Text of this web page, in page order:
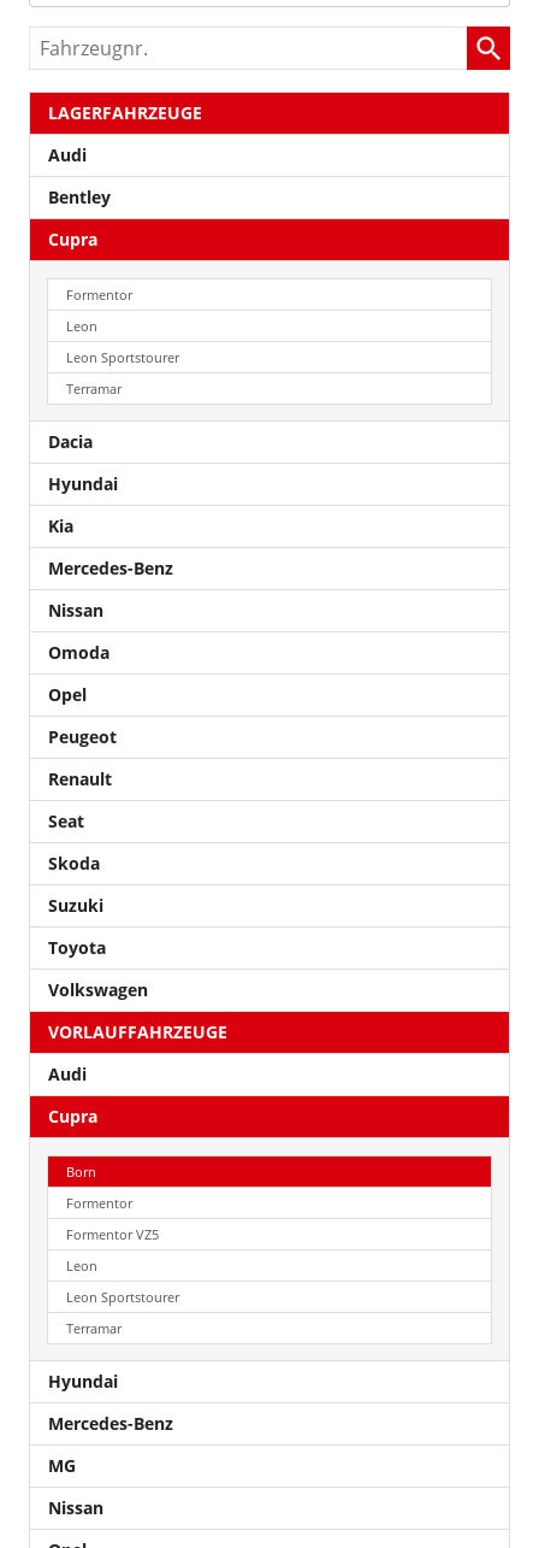
Fahrzeugnr.
LAGERFAHRZEUGE
Audi
Bentley
Cupra
Formentor
Leon
Leon Sportstourer
Terramar
Dacia
Hyundai
Kia
Mercedes-Benz
Nissan
Omoda
Opel
Peugeot
Renault
Seat
Skoda
Suzuki
Toyota
Volkswagen
VORLAUFFAHRZEUGE
Audi
Cupra
Born
Formentor
Formentor VZ5
Leon
Leon Sportstourer
Terramar
Hyundai
Mercedes-Benz
MG
Nissan